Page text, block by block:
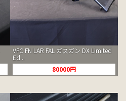
VFC FN LAR FAL ガスガン DX Limited
Ed...
80000円